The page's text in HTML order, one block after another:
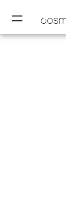
─
─